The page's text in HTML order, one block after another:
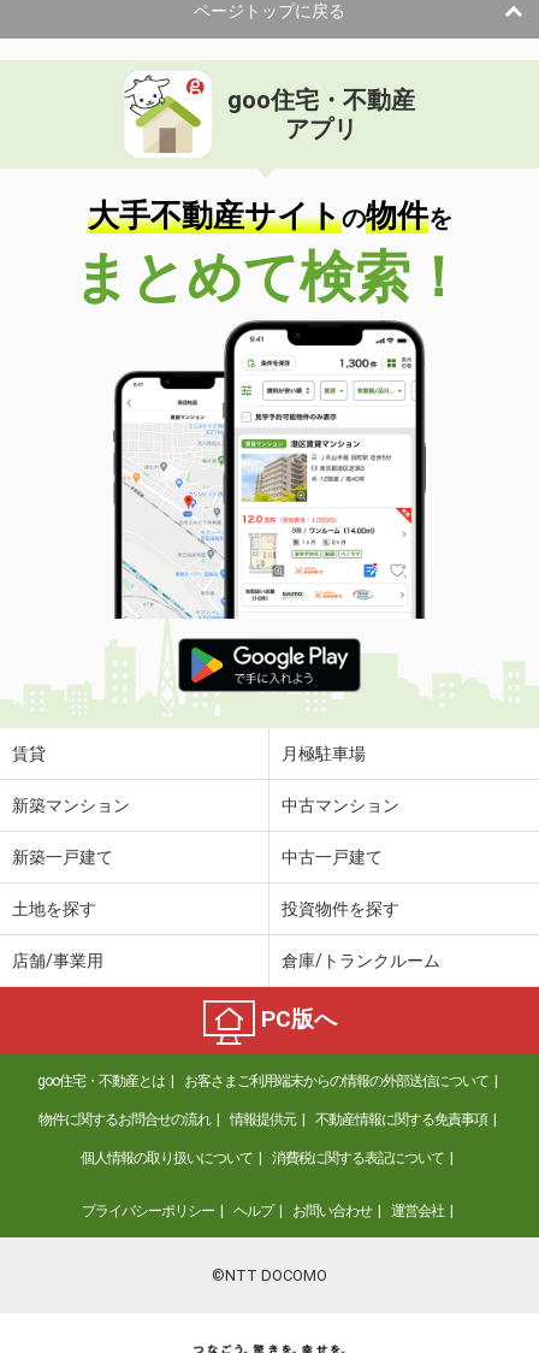
ページトップに戻る
goo住宅・不動産
アプリ
大手不動産サイトの物件を
まとめて検索！
賃貸 月極駐車場
新築マンション 中古マンション
新築一戸建て 中古一戸建て
土地を探す 投資物件を探す
店舗/事業用 倉庫/トランクルーム
PC版へ
goo住宅・不動産とは お客さまご利用端末からの情報の外部送信について
物件に関するお問合せの流れ 情報提供元 不動産情報に関する免責事項
個人情報の取り扱いについて 消費税に関する表記について
プライバシーポリシー ヘルプ お問い合わせ 運営会社
©NTT DOCOMO